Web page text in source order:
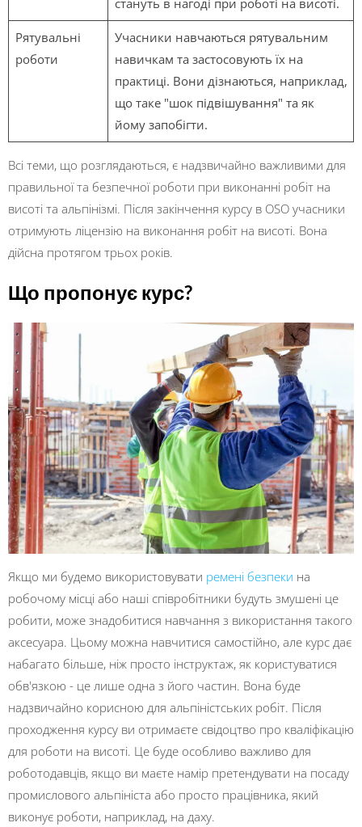
Рятувальні
роботи
Учасники навчаються рятувальним
навичкам та застосовують їх на
практиці. Вони дізнаються, наприклад,
що таке "шок підвішування" та як
йому запобігти.
Всі теми, що розглядаються, є надзвичайно важливими для
правильної та безпечної роботи при виконанні робіт на
висоті та альпінізмі. Після закінчення курсу в OSO учасники
отримують ліцензію на виконання робіт на висоті. Вона
дійсна протягом трьох років.
Що пропонує курс?
Якщо ми будемо використовувати ремені безпеки на
робочому місці або наші співробітники будуть змушені це
робити, може знадобитися навчання з використання такого
аксесуара. Цьому можна навчитися самостійно, але курс дає
набагато більше, ніж просто інструктаж, як користуватися
обв'язкою - це лише одна з його частин. Вона буде
надзвичайно корисною для альпіністських робіт. Після
проходження курсу ви отримаєте свідоцтво про кваліфікацію
для роботи на висоті. Це буде особливо важливо для
роботодавців, якщо ви маєте намір претендувати на посаду
промислового альпініста або просто працівника, який
виконує роботи, наприклад, на даху.